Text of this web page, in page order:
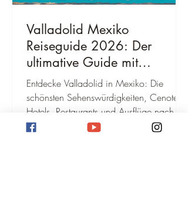
Valladolid Mexiko
Reiseguide 2026: Der
ultimative Guide mit
Sehenswürdigkeiten,
Geheimtipps, Kosten &
bester Reisezeit
Entdecke Valladolid in Mexiko: Die
schönsten Sehenswürdigkeiten, Cenoten,
Hotels, Restaurants und Ausflüge nach
Chichén Itzá. Mit persönlichen Tipps für